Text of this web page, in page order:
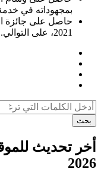
بمجهوداته في خدمة
2021، على التوالي.
بحث
أخر تحديث
2026